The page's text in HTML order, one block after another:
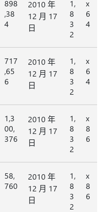
898
,38
4
2010 年
12 月 17
日
1,
8
3
2
x
6
4
717
,65
6
2010 年
12 月 17
日
1,
8
3
2
x
6
4
1,3
00,
376
2010 年
12 月 17
日
1,
8
3
2
x
8
6
58,
760
2010 年
12 月 17
日
1,
8
3
2
x
8
6